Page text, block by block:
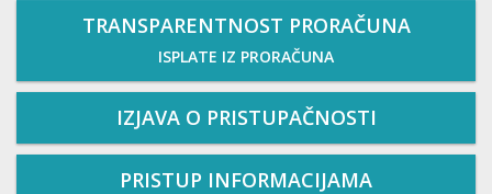
TRANSPARENTNOST PRORAČUNA
ISPLATE IZ PRORAČUNA
IZJAVA O PRISTUPAČNOSTI
PRISTUP INFORMACIJAMA